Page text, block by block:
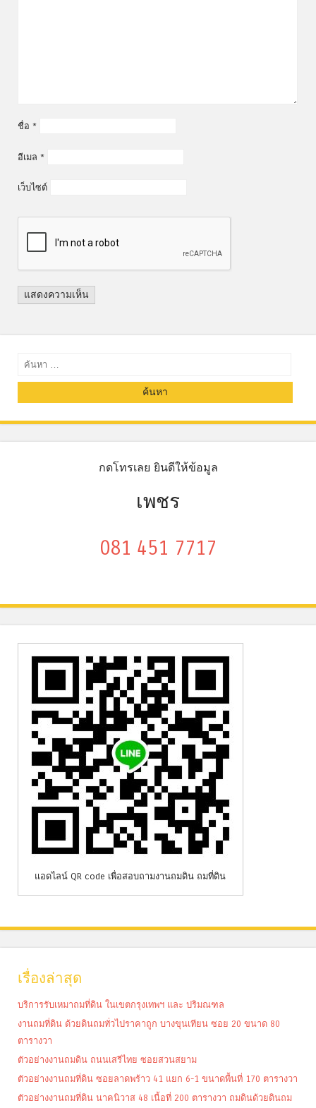
ชื่อ *
อีเมล *
เว็บไซต์
ค้นหา
กดโทรเลย ยินดีให้ข้อมูล
เพชร
081 451 7717
แอดไลน์ QR code เพื่อสอบถามงานถมดิน ถมที่ดิน
เรื่องล่าสุด
บริการรับเหมาถมที่ดิน ในเขตกรุงเทพฯ และ ปริมณฑล
งานถมที่ดิน ด้วยดินถมทั่วไปราคาถูก บางขุนเทียน ซอย 20 ขนาด 80
ตารางวา
ตัวอย่างงานถมดิน ถนนเสรีไทย ซอยสวนสยาม
ตัวอย่างงานถมที่ดิน ซอยลาดพร้าว 41 แยก 6-1 ขนาดพื้นที่ 170 ตารางวา
ตัวอย่างงานถมที่ดิน นาคนิวาส 48 เนื้อที่ 200 ตารางวา ถมดินด้วยดินถม